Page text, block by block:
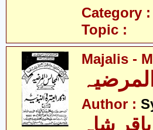
Category :
Topic :
Majalis -
Author :
شاہ